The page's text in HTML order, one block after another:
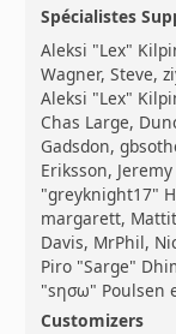
Spécialistes
Aleksi "Lex"
Wagner, Steve,
Aleksi "Lex"
Chas Large,
Gadsdon,
Eriksson,
"greyknight17"
margarett,
Davis, MrPhil,
Piro "Sarge"
"sησω" Poulsen
Customizers